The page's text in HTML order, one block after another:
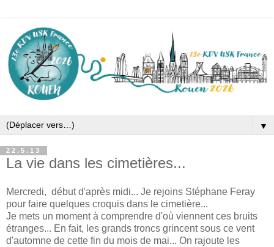
▼
22.5.13
La vie dans les cimetières...
Mercredi, début d'après midi... Je rejoins Stéphane Feray
pour faire quelques croquis dans le cimetière...
Je mets un moment à comprendre d'où viennent ces bruits
étranges... En fait, les grands troncs grincent sous ce vent
d'automne de cette fin du mois de mai... On rajoute les